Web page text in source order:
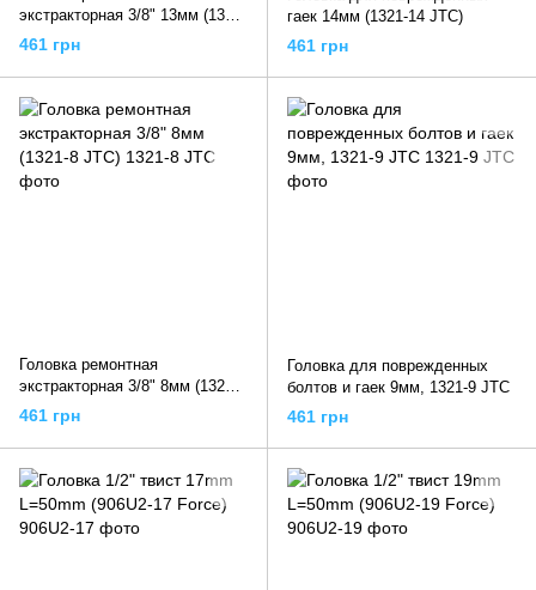
экстракторная 3/8" 13мм (1321-
13 JTC)
461 грн
гаек 14мм (1321-14 JTC)
461 грн
Головка ремонтная
экстракторная 3/8" 8мм (1321-8
JTC)
461 грн
Головка для поврежденных
болтов и гаек 9мм, 1321-9 JTC
461 грн